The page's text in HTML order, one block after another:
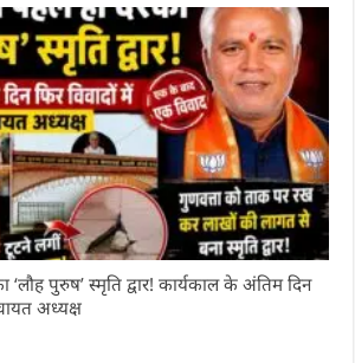
‘लौह पुरुष’ स्मृति द्वार! कार्यकाल के अंतिम दिन
अध्यक्ष